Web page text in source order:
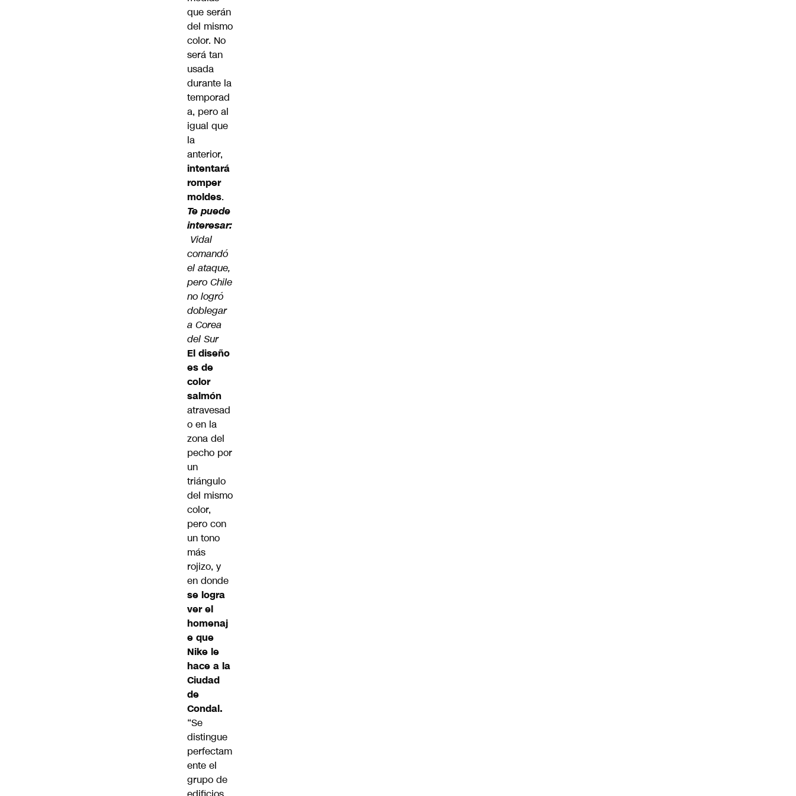
que serán
del mismo
color. No
será tan
usada
durante la
temporad
a, pero al
igual que
la
anterior,
intentará
romper
moldes.
Te puede
interesar:
Vidal
comandó
el ataque,
pero Chile
no logró
doblegar
a Corea
del Sur
El diseño
es de
color
salmón
atravesad
o en la
zona del
pecho por
un
triángulo
del mismo
color,
pero con
un tono
más
rojizo, y
en donde
se logra
ver el
homenaj
e que
Nike le
hace a la
Ciudad
de
Condal.
“Se
distingue
perfectam
ente el
grupo de